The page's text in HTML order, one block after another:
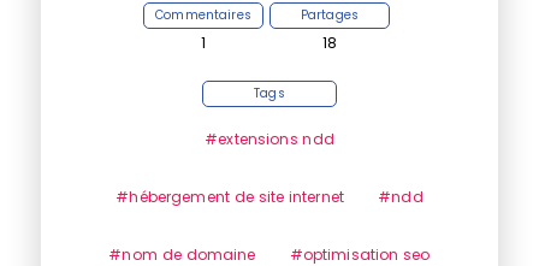
Commentaires
1
Partages
18
Tags
#extensions ndd
#hébergement de site internet #ndd
#nom de domaine #optimisation seo